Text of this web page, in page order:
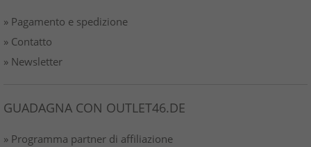
» Pagamento e spedizione
» Contatto
» Newsletter
GUADAGNA CON OUTLET46.DE
» Programma partner di affiliazione